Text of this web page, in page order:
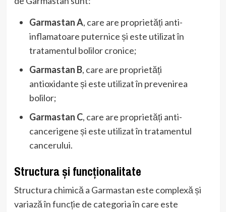
Garmastan A, care are proprietăți anti-
inflamatoare puternice și este utilizat în
tratamentul bolilor cronice;
Garmastan B, care are proprietăți
antioxidante și este utilizat în prevenirea
bolilor;
Garmastan C, care are proprietăți anti-
cancerigene și este utilizat în tratamentul
cancerului.
Structura și funcționalitate
Structura chimică a Garmastan este complexă și
variază în funcție de categoria în care este